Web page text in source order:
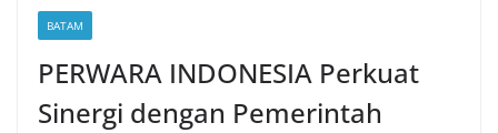
BATAM
PERWARA INDONESIA Perkuat
Sinergi dengan Pemerintah